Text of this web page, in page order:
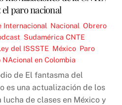
paro nacional
Internacional Nacional ,Obrero
Sudamérica CNTE
del ISSSTE México Paro
NAcional en Colombia
de El fantasma del
es una actualización de los
de clases en México y